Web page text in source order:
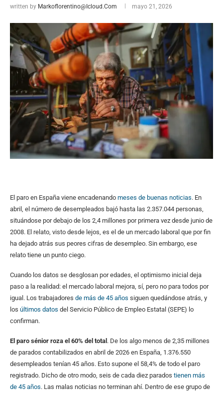
written by Markoflorentino@icloud.com mayo 21, 2026
El paro en España viene encadenando meses de buenas noticias. En
abril, el número de desempleados bajó hasta las 2.357.044 personas,
situándose por debajo de los 2,4 millones por primera vez desde junio de
2008. El relato, visto desde lejos, es el de un mercado laboral que por fin
ha dejado atrás sus peores cifras de desempleo. Sin embargo, ese
relato tiene un punto ciego.
Cuando los datos se desglosan por edades, el optimismo inicial deja
paso a la realidad: el mercado laboral mejora, sí, pero no para todos por
igual. Los trabajadores de más de 45 años siguen quedándose atrás, y
los últimos datos del Servicio Público de Empleo Estatal (SEPE) lo
confirman.
El paro sénior roza el 60% del total . De los algo menos de 2,35 millones
de parados contabilizados en abril de 2026 en España, 1.376.550
desempleados tenían 45 años. Esto supone el 58,4% de todo el paro
registrado. Dicho de otro modo, seis de cada diez parados tienen más
de 45 años. Las malas noticias no terminan ahí. Dentro de ese grupo de